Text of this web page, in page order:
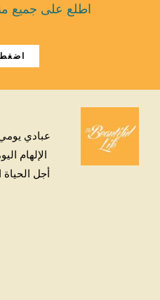
اطلع على جميع
عبادي
الإلهام
أجل